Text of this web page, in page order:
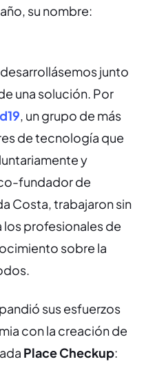
su nombre:
junto
una solución. Por
, un grupo de más
de tecnología que
y
fundador de
Costa, trabajaron sin
los profesionales de
sobre la
sus esfuerzos
con la creación de
Place Checkup: